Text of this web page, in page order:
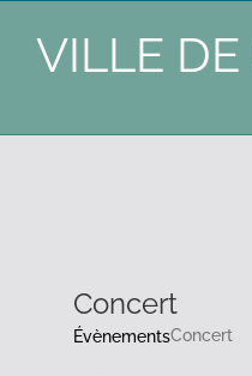
VILLE DE
Concert
ÉvènementsConcert